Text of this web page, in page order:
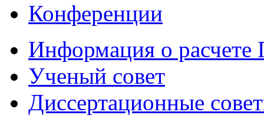
Конференции
Информация о
Ученый совет
Диссертационные